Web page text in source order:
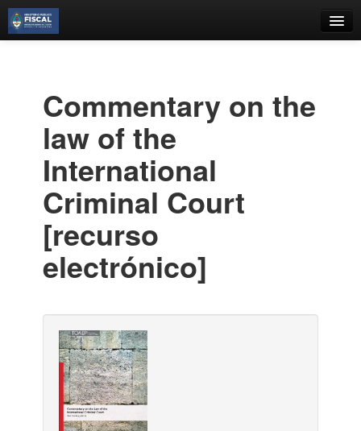
Estantes Virtuales
Contacto
Iniciar sesión
Commentary on the
law of the
International
Criminal Court
[recurso
electrónico]